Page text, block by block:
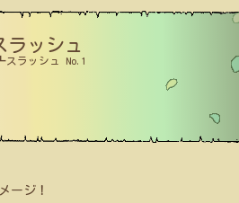
ラッシュ
ラッシュ No.1
ージ！